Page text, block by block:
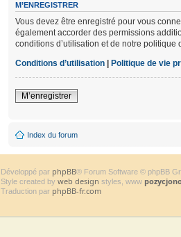
M’ENREGISTRER
Vous devez être enregistré pour vous
également accorder des permissions
conditions d’utilisation et de notre politique
Conditions d’utilisation | Politique de vie
M’enregistrer
Index du forum
Développé par phpBB® Forum Software © phpBB
Style created by web design styles, www
Traduction par phpBB-fr.com